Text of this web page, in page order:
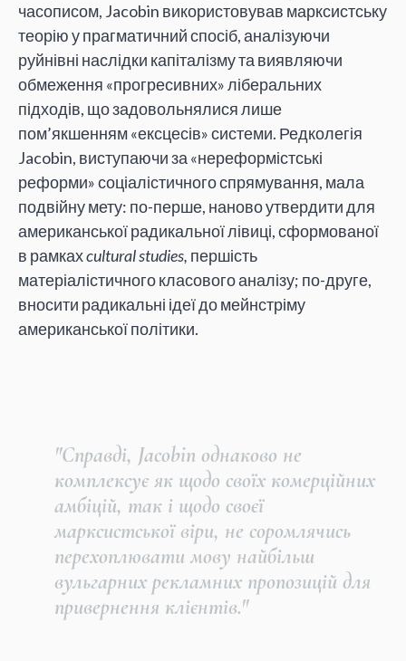
часописом, Jacobin використовував марксистську
теорію у прагматичний спосіб, аналізуючи
руйнівні наслідки капіталізму та виявляючи
обмеження «прогресивних» ліберальних
підходів, що задовольнялися лише
пом’якшенням «ексцесів» системи. Редколегія
Jacobin, виступаючи за «нереформістські
реформи» соціалістичного спрямування, мала
подвійну мету: по-перше, наново утвердити для
американської радикальної лівиці, сформованої
в рамкахcultural studies, першість
матеріалістичного класового аналізу; по-друге,
вносити радикальні ідеї до мейнстріму
американської політики.
"Справді, Jacobin однаково не
комплексує як щодо своїх комерційних
амбіцій, так і щодо своєї
марксистської віри, не соромлячись
перехоплювати мову найбільш
вульгарних рекламних пропозицій для
привернення клієнтів."